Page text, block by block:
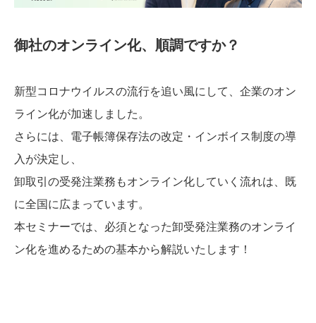
御社のオンライン化、順調ですか？
新型コロナウイルスの流行を追い風にして、企業のオン
ライン化が加速しました。
さらには、電子帳簿保存法の改定・インボイス制度の導
入が決定し、
卸取引の受発注業務もオンライン化していく流れは、既
に全国に広まっています。
本セミナーでは、必須となった卸受発注業務のオンライ
ン化を進めるための基本から解説いたします！